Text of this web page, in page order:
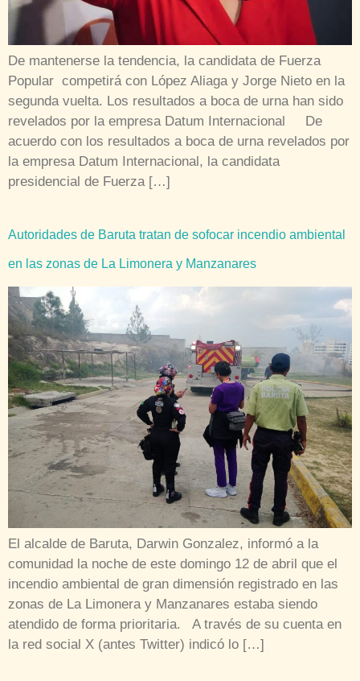
De mantenerse la tendencia, la candidata de Fuerza
Popular competirá con López Aliaga y Jorge Nieto en la
segunda vuelta. Los resultados a boca de urna han sido
revelados por la empresa Datum Internacional De
acuerdo con los resultados a boca de urna revelados por
la empresa Datum Internacional, la candidata
presidencial de Fuerza […]
Autoridades de Baruta tratan de sofocar incendio ambiental
en las zonas de La Limonera y Manzanares
El alcalde de Baruta, Darwin Gonzalez, informó a la
comunidad la noche de este domingo 12 de abril que el
incendio ambiental de gran dimensión registrado en las
zonas de La Limonera y Manzanares estaba siendo
atendido de forma prioritaria. A través de su cuenta en
la red social X (antes Twitter) indicó lo […]